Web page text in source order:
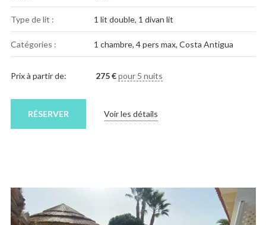
Type de lit : 1 lit double, 1 divan lit
Catégories : 1 chambre, 4 pers max, Costa Antigua
Prix à partir de: 275€ pour 5 nuits
Voir les détails
RÉSERVER